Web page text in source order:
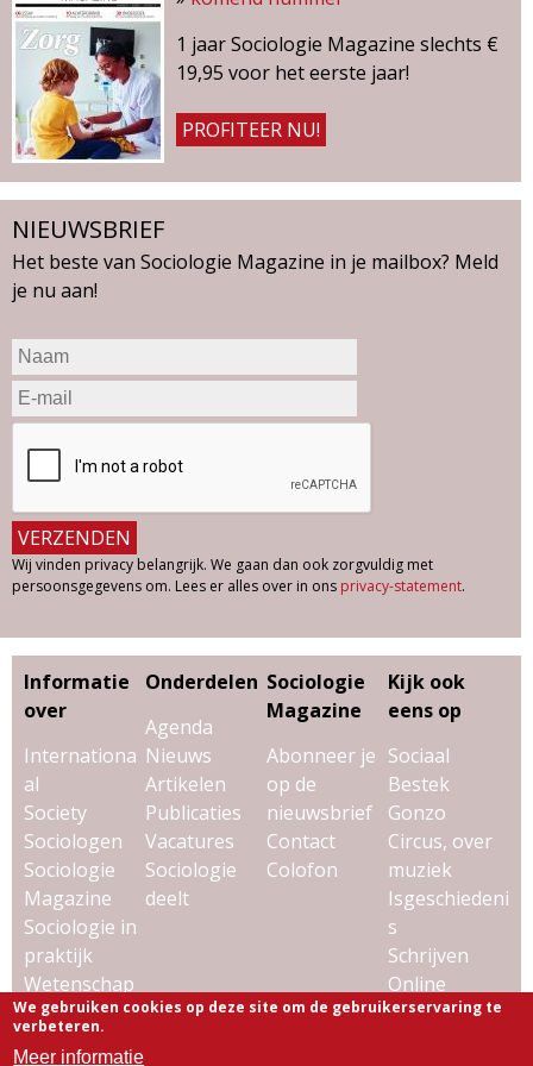
v
a
n
2
0
0
6
1 jaar Sociologie Magazine slechts €
19,95 voor het eerste jaar!
PROFITEER NU!
NIEUWSBRIEF
Het beste van Sociologie Magazine in je mailbox? Meld
je nu aan!
Wij vinden privacy belangrijk. We gaan dan ook zorgvuldig met
persoonsgegevens om. Lees er alles over in ons privacy-statement.
Informatie
over
Internationa
al
Society
Sociologen
Sociologie
Magazine
Sociologie in
praktijk
Wetenschap
& sociologie
Onderdelen
Agenda
Nieuws
Artikelen
Publicaties
Vacatures
Sociologie
deelt
Sociologie
Magazine
Abonneer je
op de
nieuwsbrief
Contact
Colofon
Kijk ook
eens op
Sociaal
Bestek
Gonzo
Circus, over
muziek
Isgeschiedeni
s
Schrijven
Online
Uitgeverij
We gebruiken cookies op deze site om de gebruikerservaring te
verbeteren.
Meer informatie